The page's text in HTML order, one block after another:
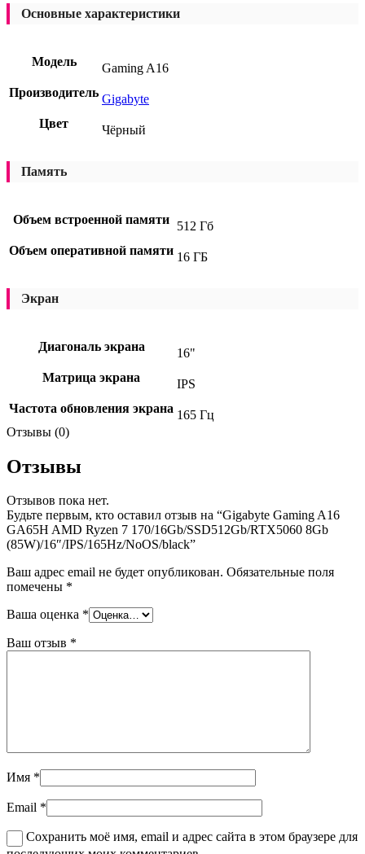
Основные характеристики
Модель
Gaming A16
Производитель Gigabyte
Цвет
Чёрный
Память
Объем встроенной памяти 512 Гб
Объем оперативной памяти 16 ГБ
Экран
Диагональ экрана
16"
Матрица экрана
IPS
Частота обновления экрана 165 Гц
Отзывы (0)
Отзывы
Отзывов пока нет.
Будьте первым, кто оставил отзыв на “Gigabyte Gaming A16
GA65H AMD Ryzen 7 170/16Gb/SSD512Gb/RTX5060 8Gb
(85W)/16″/IPS/165Hz/NoOS/black”
Ваш адрес email не будет опубликован. Обязательные поля
помечены *
Ваша оценка *
Ваш отзыв *
Имя *
Email *
Сохранить моё имя, email и адрес сайта в этом браузере для